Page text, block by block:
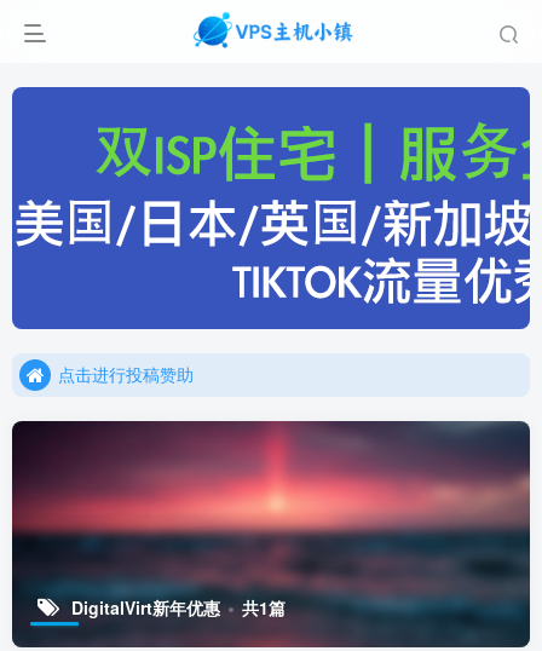
点击加入官方TG频道/聊天群
点击进行投稿赞助
点击加入官方TG频道/聊天群
DigitalVirt新年优惠 共1篇